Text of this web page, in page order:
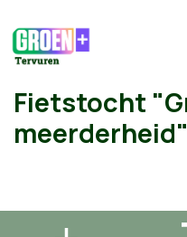
Fietstocht
meerderheid"